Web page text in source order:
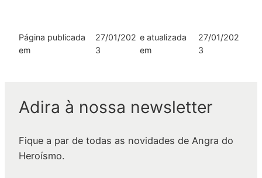
Página publicada
em
27/01/202
3
e atualizada
em
27/01/202
3
Adira à nossa newsletter
Fique a par de todas as novidades de Angra do
Heroísmo.